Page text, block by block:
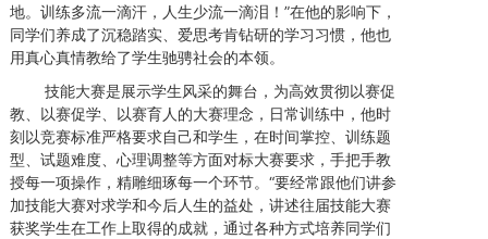
地。训练多流一滴汗，人生少流一滴泪！”在他的影响下，
同学们养成了沉稳踏实、爱思考肯钻研的学习习惯，他也
用真心真情教给了学生驰骋社会的本领。
技能大赛是展示学生风采的舞台，为高效贯彻以赛促
教、以赛促学、以赛育人的大赛理念，日常训练中，他时
刻以竞赛标准严格要求自己和学生，在时间掌控、训练题
型、试题难度、心理调整等方面对标大赛要求，手把手教
授每一项操作，精雕细琢每一个环节。“要经常跟他们讲参
加技能大赛对求学和今后人生的益处，讲述往届技能大赛
获奖学生在工作上取得的成就，通过各种方式培养同学们